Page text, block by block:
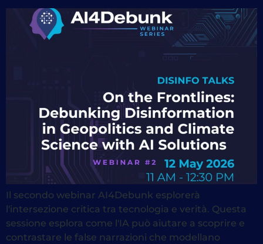
Il secondo webinar AI4Debunk esplorerà
l'intersezione critica tra tecnologia e verità. Questa
sessione esplora come l'IA può aiutare a scoprire e
contrastare le false narrazioni che modellano